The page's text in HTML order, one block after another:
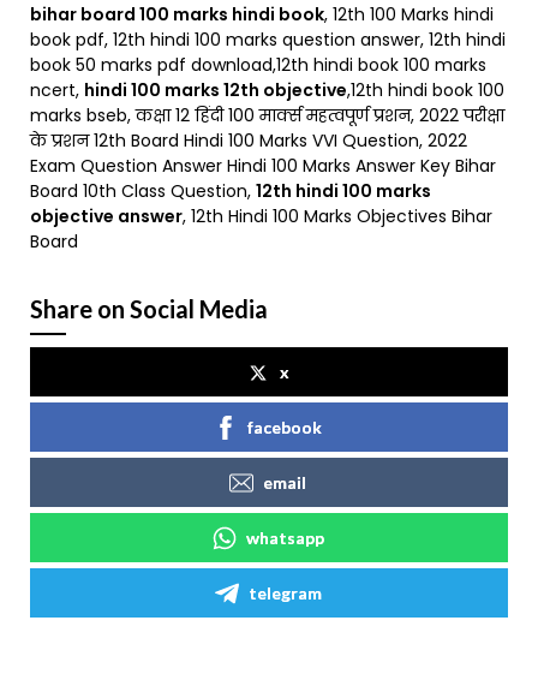
bihar board 100 marks hindi book, 12th 100 Marks hindi
book pdf, 12th hindi 100 marks question answer, 12th hindi
book 50 marks pdf download,12th hindi book 100 marks
ncert, hindi 100 marks 12th objective,12th hindi book 100
marks bseb, कक्षा 12 हिंदी 100 मार्क्स महत्वपूर्ण प्रशन, 2022 परीक्षा
के प्रशन 12th Board Hindi 100 Marks VVI Question, 2022
Exam Question Answer Hindi 100 Marks Answer Key Bihar
Board 10th Class Question, 12th hindi 100 marks
objective answer, 12th Hindi 100 Marks Objectives Bihar
Board
Share on Social Media
x
facebook
email
whatsapp
telegram